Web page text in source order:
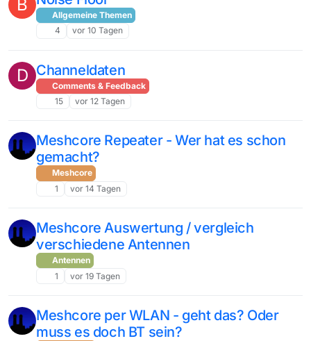
B
Allgemeine Themen
4
vor 10 Tagen
D Channeldaten
Comments & Feedback
15
vor 12 Tagen
Meshcore Repeater - Wer hat es schon
gemacht?
Meshcore
1
vor 14 Tagen
Meshcore Auswertung / vergleich
verschiedene Antennen
Antennen
1
vor 19 Tagen
Meshcore per WLAN - geht das? Oder
muss es doch BT sein?